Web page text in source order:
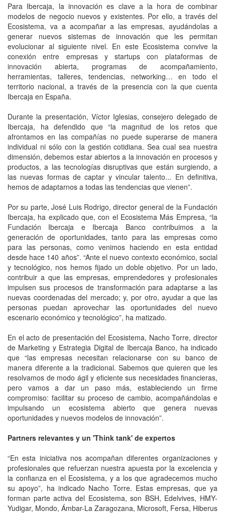
Para Ibercaja, la innovación es clave a la hora de combinar
modelos de negocio nuevos y existentes. Por ello, a través del
Ecosistema, va a acompañar a las empresas, ayudándolas a
generar nuevos sistemas de innovación que les permitan
evolucionar al siguiente nivel. En este Ecosistema convive la
conexión entre empresas y startups con plataformas de
innovación abierta, programas de acompañamiento,
herramientas, talleres, tendencias, networking… en todo el
territorio nacional, a través de la presencia con la que cuenta
Ibercaja en España.
Durante la presentación, Víctor Iglesias, consejero delegado de
Ibercaja, ha defendido que “la magnitud de los retos que
afrontamos en las compañías no puede superarse de manera
individual ni sólo con la gestión cotidiana. Sea cual sea nuestra
dimensión, debemos estar abiertos a la innovación en procesos y
productos, a las tecnologías disruptivas que están surgiendo, a
las nuevas formas de captar y vincular talento... En definitiva,
hemos de adaptarnos a todas las tendencias que vienen”.
Por su parte, José Luis Rodrigo, director general de la Fundación
Ibercaja, ha explicado que, con el Ecosistema Más Empresa, “la
Fundación Ibercaja e Ibercaja Banco contribuimos a la
generación de oportunidades, tanto para las empresas como
para las personas, como venimos haciendo en esta entidad
desde hace 140 años”. “Ante el nuevo contexto económico, social
y tecnológico, nos hemos fijado un doble objetivo. Por un lado,
contribuir a que las empresas, emprendedores y profesionales
impulsen sus procesos de transformación para adaptarse a las
nuevas coordenadas del mercado; y, por otro, ayudar a que las
personas puedan aprovechar las oportunidades del nuevo
escenario económico y tecnológico”, ha matizado.
En el acto de presentación del Ecosistema, Nacho Torre, director
de Marketing y Estrategia Digital de Ibercaja Banco, ha indicado
que “las empresas necesitan relacionarse con su banco de
manera diferente a la tradicional. Sabemos que quieren que les
resolvamos de modo ágil y eficiente sus necesidades financieras,
pero vamos a dar un paso más, estableciendo un firme
compromiso: facilitar su proceso de cambio, acompañándolas e
impulsando un ecosistema abierto que genera nuevas
oportunidades y nuevos modelos de innovación”.
Partners relevantes y un 'Think tank' de expertos
“En esta iniciativa nos acompañan diferentes organizaciones y
profesionales que refuerzan nuestra apuesta por la excelencia y
la confianza en el Ecosistema, y a los que agradecemos mucho
su apoyo”, ha indicado Nacho Torre. Estas empresas, que ya
forman parte activa del Ecosistema, son BSH, Edelvives, HMY-
Yudigar, Mondo, Ámbar-La Zaragozana, Microsoft, Fersa, Hiberus